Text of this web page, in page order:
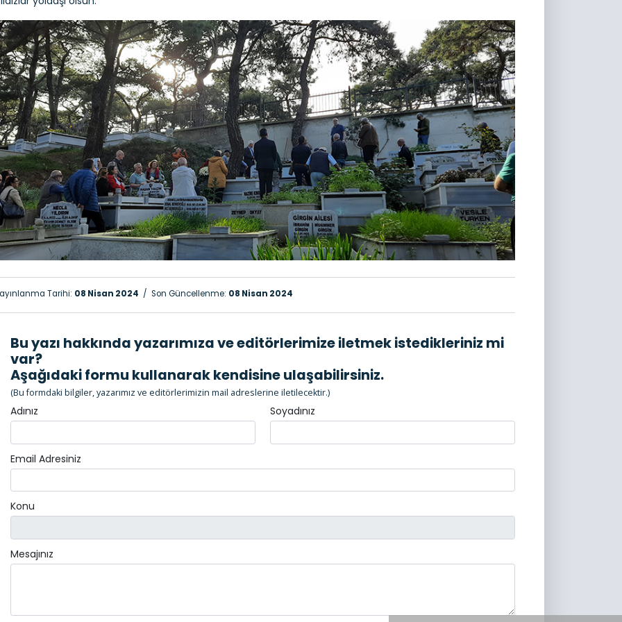
Tarihi: 08 Nisan 2024 / Son Güncellenme: 08 Nisan 2024
Bu yazı hakkında yazarımıza ve editörlerimize iletmek istedikleriniz mi
var?
Aşağıdaki formu kullanarak kendisine ulaşabilirsiniz.
(Bu formdaki bilgiler, yazarımız ve editörlerimizin mail adreslerine iletilecektir.)
Adınız Soyadınız
Email Adresiniz
Konu
Mesajınız